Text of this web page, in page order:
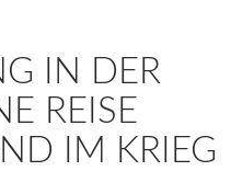
IN DER
REISE
IM KRIEG